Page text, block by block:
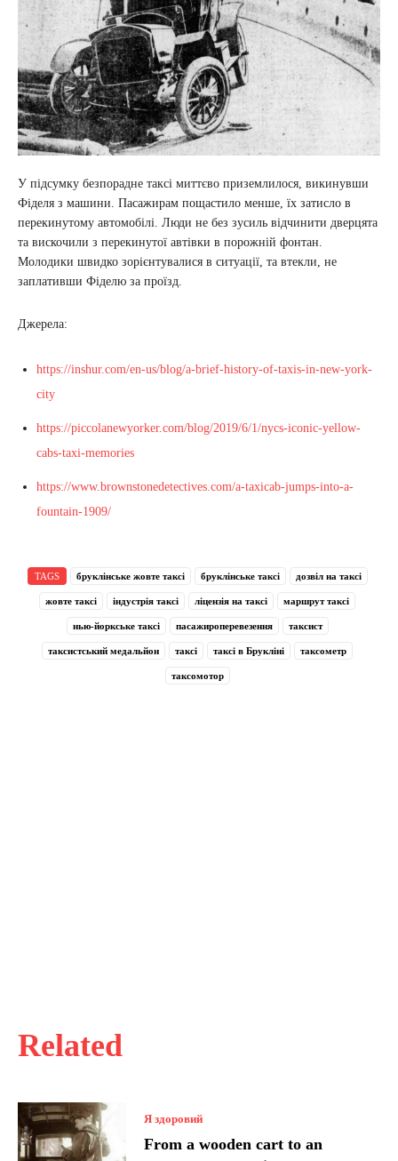
Related
Я здоровий
From a wooden cart to an
У підсумку безпорадне таксі миттєво приземлилося, викинувши
Фіделя з машини. Пасажирам пощастило менше, їх затисло в
перекинутому автомобілі. Люди не без зусиль відчинити дверцята
та вискочили з перекинутої автівки в порожній фонтан.
Молодики швидко зорієнтувалися в ситуації, та втекли, не
заплативши Фіделю за проїзд.
Джерела:
https://inshur.com/en-us/blog/a-brief-history-of-taxis-in-new-york-
city
https://piccolanewyorker.com/blog/2019/6/1/nycs-iconic-yellow-
cabs-taxi-memories
https://www.brownstonedetectives.com/a-taxicab-jumps-into-a-
fountain-1909/
TAGS бруклінське жовте таксі бруклінське таксі дозвіл на таксі
жовте таксі індустрія таксі ліцензія на таксі маршрут таксі
нью-йоркське таксі пасажироперевезення таксист
таксистський медальйон таксі таксі в Брукліні таксометр
таксомотор